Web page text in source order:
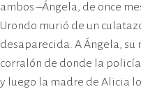
ambos –Ángela, de once
Urondo murió de un
desaparecida. A Ángela,
corralón de donde la
y luego la madre de Alicia